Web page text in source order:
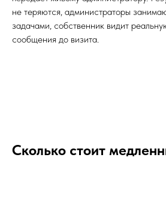
не теряются, администраторы
задачами, собственник видит
сообщения до визита.
Сколько стоит